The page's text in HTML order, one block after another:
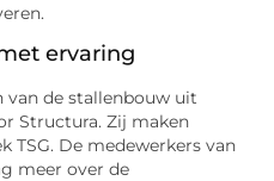
ervaring
de stallenbouw uit
Structura. Zij maken
TSG. De medewerkers van
meer over de